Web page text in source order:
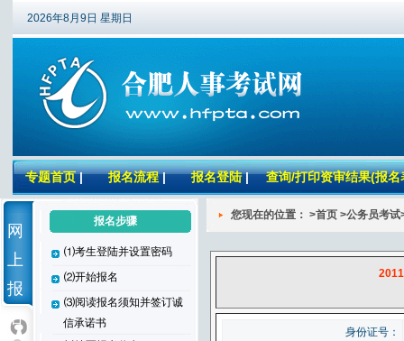
2026年8月9日 星期日
专题首页 | 报名流程| 报名登陆 | 查询/打印资审结果(报名
网
上
报
名
报名步骤
⑴考生登陆并设置密码
⑵开始报名
⑶阅读报名须知并签订诚
信承诺书
您现在的位置： >首页 >公务员考试
身份证号：